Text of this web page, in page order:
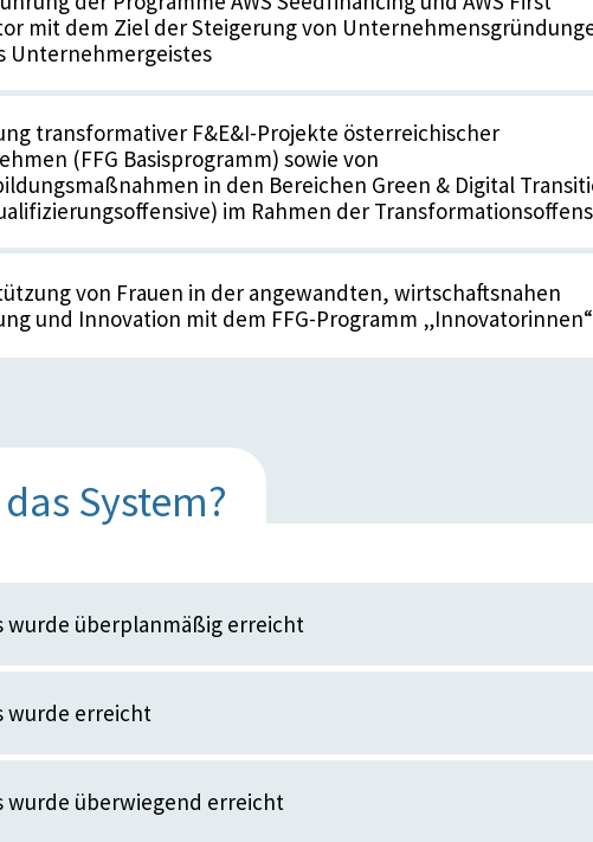
mit dem Ziel der Steigerung von
Unternehmergeistes
transformativer F&E&I-Projekte österreichischer
(FFG Basisprogramm) sowie von
in den Bereichen Green & Digital
im Rahmen der
von Frauen in der angewandten, wirtschaftsnahen
und Innovation mit dem FFG-Programm „Innovatorinnen“
System?
wurde überplanmäßig erreicht
wurde erreicht
wurde überwiegend erreicht